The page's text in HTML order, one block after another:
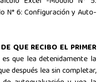
N° 6: Configuración y Auto-
QUE RECIBO EL PRIMER
que lea detenidamente la
después lea sin completar,